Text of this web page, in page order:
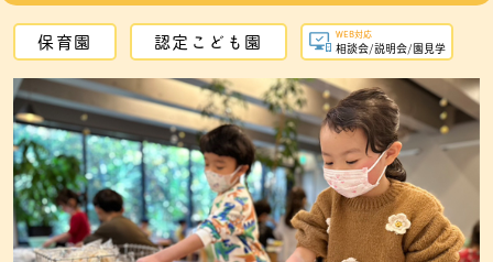
保育園 認定こども園 WEB対応
相談会/説明会/園見学